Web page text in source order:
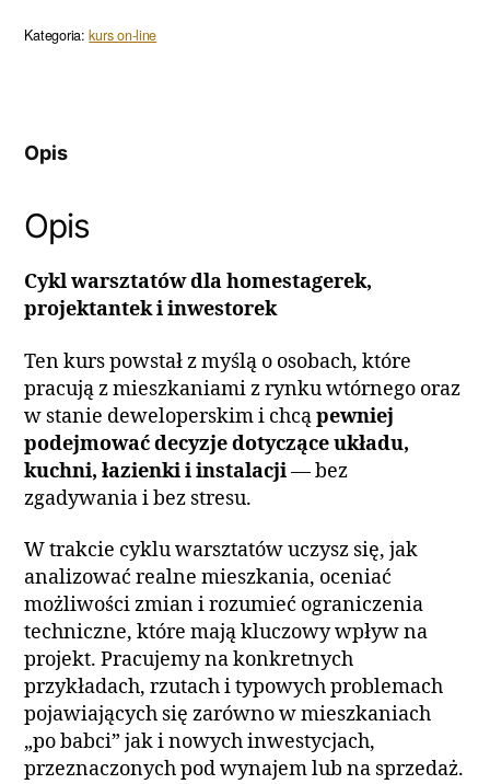
Kategoria:kurs on-line
Opis
Opis
Cykl warsztatów dla homestagerek,
projektantek i inwestorek
Ten kurs powstał z myślą o osobach, które
pracują z mieszkaniami z rynku wtórnego oraz
w stanie deweloperskim i chcąpewniej
podejmować decyzje dotyczące układu,
kuchni, łazienki i instalacji— bez
zgadywania i bez stresu.
W trakcie cyklu warsztatów uczysz się, jak
analizować realne mieszkania, oceniać
możliwości zmian i rozumieć ograniczenia
techniczne, które mają kluczowy wpływ na
projekt. Pracujemy na konkretnych
przykładach, rzutach i typowych problemach
pojawiających się zarówno w mieszkaniach
„po babci” jak i nowych inwestycjach,
przeznaczonych pod wynajem lub na sprzedaż.